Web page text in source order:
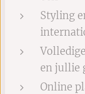
Styling
en jullie
Online